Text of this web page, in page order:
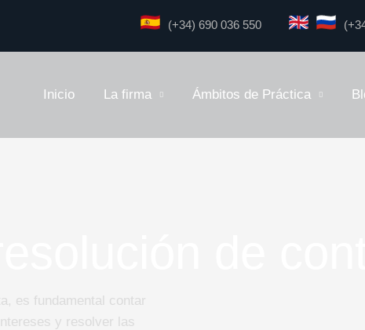
(+34) 690 036 550
Inicio La firma Ámbitos de Práctica
es fundamental contar
y resolver las